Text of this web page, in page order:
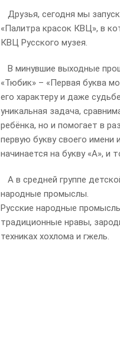
Друзья, сегодня мы
«Палитра красок КВЦ», в
КВЦ Русского музея.
В минувшие выходные
«Тюбик» – «Первая буква
его характеру и даже
уникальная задача,
ребёнка, но и помогает в
первую букву своего имени
начинается на букву «А», и
А в средней группе
народные промыслы.
Русские народные
традиционные нравы,
техниках хохлома и гжель.